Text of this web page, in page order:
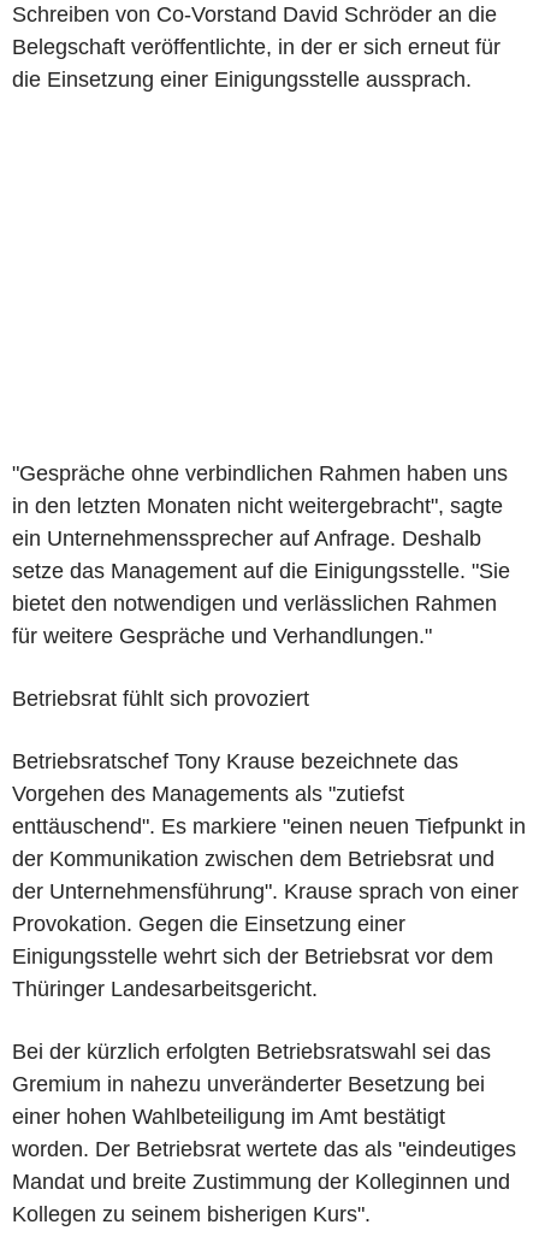
Schreiben von Co-Vorstand David Schröder an die
Belegschaft veröffentlichte, in der er sich erneut für
die Einsetzung einer Einigungsstelle aussprach.
"Gespräche ohne verbindlichen Rahmen haben uns
in den letzten Monaten nicht weitergebracht", sagte
ein Unternehmenssprecher auf Anfrage. Deshalb
setze das Management auf die Einigungsstelle. "Sie
bietet den notwendigen und verlässlichen Rahmen
für weitere Gespräche und Verhandlungen."
Betriebsrat fühlt sich provoziert
Betriebsratschef Tony Krause bezeichnete das
Vorgehen des Managements als "zutiefst
enttäuschend". Es markiere "einen neuen Tiefpunkt in
der Kommunikation zwischen dem Betriebsrat und
der Unternehmensführung". Krause sprach von einer
Provokation. Gegen die Einsetzung einer
Einigungsstelle wehrt sich der Betriebsrat vor dem
Thüringer Landesarbeitsgericht.
Bei der kürzlich erfolgten Betriebsratswahl sei das
Gremium in nahezu unveränderter Besetzung bei
einer hohen Wahlbeteiligung im Amt bestätigt
worden. Der Betriebsrat wertete das als "eindeutiges
Mandat und breite Zustimmung der Kolleginnen und
Kollegen zu seinem bisherigen Kurs".